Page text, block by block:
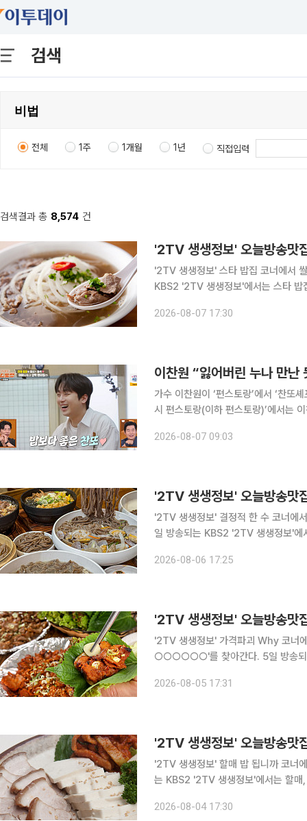
검색
전체 1주 1개월 1년 직접입력
검색결과 총 8,574 건
'2TV 생생정보' 스타 밥집 코너에서 쌀국
KBS2 '2TV 생생정보'에서는 스타
인다. 깊고 진한 국물의 쌀국수도 인기
2026-08-07 17:30
이찬원 “잃어버린 누나 만난
가수 이찬원이 ‘편스토랑’에서 ‘찬또셰프’의 매력
시 편스토랑(이하 편스토랑)’에서는
다발을 들고 윤나라 셰프의 식당을 찾
2026-08-07 09:03
'2TV 생생정보' 결정적 한 수 코너
일 방송되는 KBS2 '2TV 생생정보
2026-08-06 17:25
'2TV 생생정보' 가격파괴 Why 코너
○○○○○○'를 찾아간다. 5일 방송되는 KBS2 '2TV 생생정보'에서는 가격파괴 Why 코너를 통해
으로 알려진 이곳에서는 저렴한 가격
2026-08-05 17:31
'2TV 생생정보' 할매 밥 됩니까 코너에
는 KBS2 '2TV 생생정보'에서는 할
2026-08-04 17:30